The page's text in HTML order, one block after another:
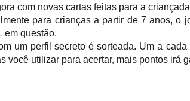
com novas cartas feitas para a
para crianças a partir de 7 anos,
em questão.
um perfil secreto é sorteada. Um a
você utilizar para acertar, mais pontos irá